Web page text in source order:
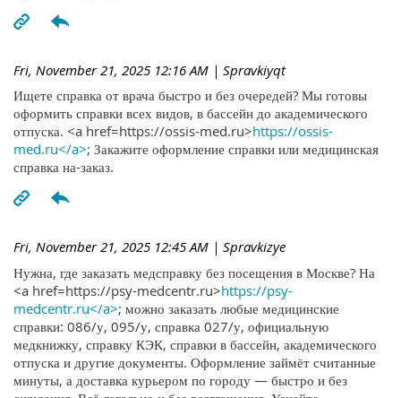
Fri, November 21, 2025 12:16 AM | Spravkiyqt
Ищете справка от врача быстро и без очередей? Мы готовы
оформить справки всех видов, в бассейн до академического
отпуска. <a href=https://ossis-med.ru>https://ossis-
med.ru</a>; Закажите оформление справки или медицинская
справка на-заказ.
Fri, November 21, 2025 12:45 AM | Spravkizye
Нужна, где заказать медсправку без посещения в Москве? На
<a href=https://psy-medcentr.ru>https://psy-
medcentr.ru</a>; можно заказать любые медицинские
справки: 086/у, 095/у, справка 027/у, официальную
медкнижку, справку КЭК, справки в бассейн, академического
отпуска и другие документы. Оформление займёт считанные
минуты, а доставка курьером по городу — быстро и без